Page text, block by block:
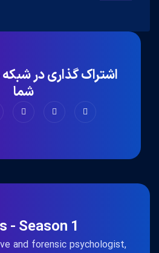
اشتراک گذاری در
شما
- Season 1
and forensic psychologist,